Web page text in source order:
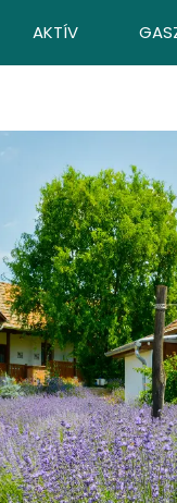
AKTÍV